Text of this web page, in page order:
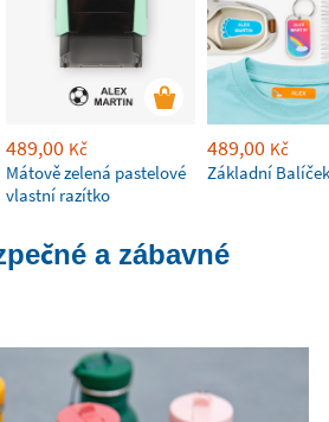
489,00 Kč
Mátově zelená pastelové
vlastní razítko
489,00 Kč
Základní Balíček
a zábavné